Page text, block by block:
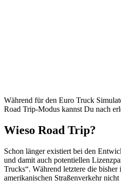
Während für den Euro Truck
Road Trip-Modus kannst Du nach
Wieso Road Trip?
Schon länger existiert bei den
und damit auch potentiellen
Trucks“. Während letztere die
amerikanischen Straßenverkehr